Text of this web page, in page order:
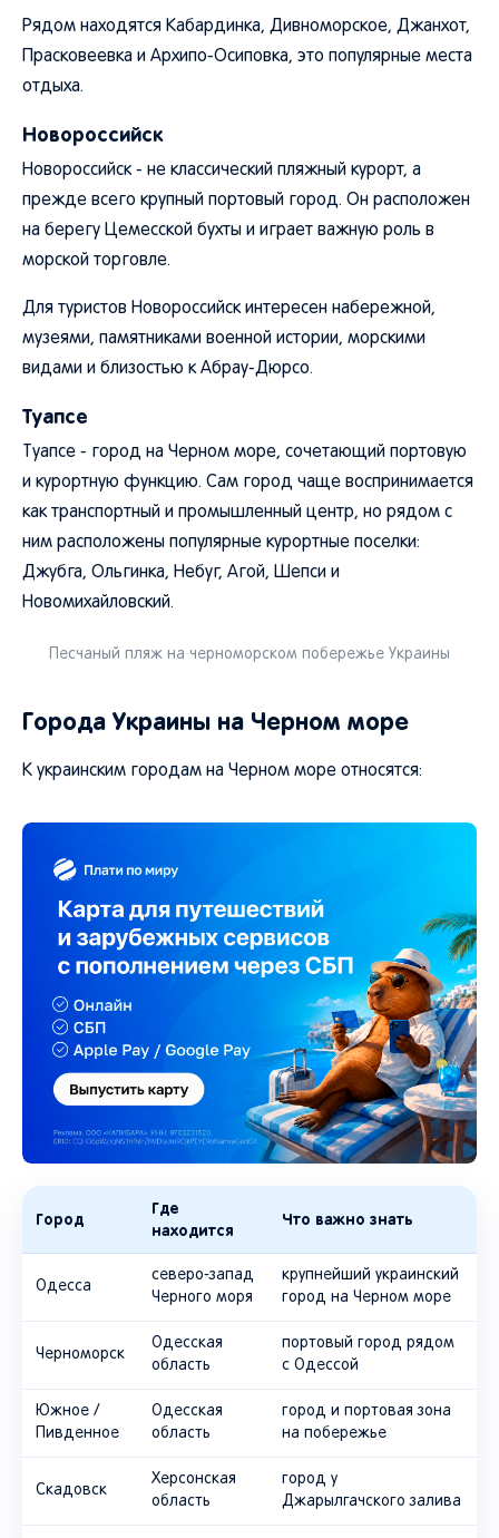
Рядом находятся Кабардинка, Дивноморское, Джанхот,
Прасковеевка и Архипо-Осиповка, это популярные места
отдыха.
Новороссийск
Новороссийск - не классический пляжный курорт, а
прежде всего крупный портовый город. Он расположен
на берегу Цемесской бухты и играет важную роль в
морской торговле.
Для туристов Новороссийск интересен набережной,
музеями, памятниками военной истории, морскими
видами и близостью к Абрау-Дюрсо.
Туапсе
Туапсе - город на Черном море, сочетающий портовую
и курортную функцию. Сам город чаще воспринимается
как транспортный и промышленный центр, но рядом с
ним расположены популярные курортные поселки:
Джубга, Ольгинка, Небуг, Агой, Шепси и
Новомихайловский.
Песчаный пляж на черноморском побережье Украины
Города Украины на Черном море
К украинским городам на Черном море относятся:
Город
Где
находится
Что важно знать
Одесса
северо-запад
Черного моря
крупнейший украинский
город на Черном море
Черноморск
Одесская
область
портовый город рядом
с Одессой
Южное /
Пивденное
Одесская
область
город и портовая зона
на побережье
Скадовск
Херсонская
область
город у
Джарылгачского залива